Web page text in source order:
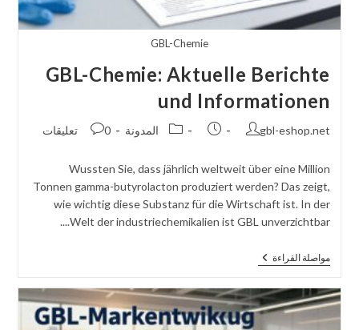
GBL-Chemie
GBL-Chemie: Aktuelle Berichte
und Informationen
مؤلف
gbl-eshop.net
تم
المنشور:
فئة
المدونة
نشر
0 تعليقات
Wussten Sie, dass jährlich weltweit über eine Million
Tonnen gamma-butyrolacton produziert werden? Das zeigt,
wie wichtig diese Substanz für die Wirtschaft ist. In der
Welt der industriechemikalien ist GBL unverzichtbar....
مواصلة القراءةGBL-
Chemie:
Berichte
Und
Informationen